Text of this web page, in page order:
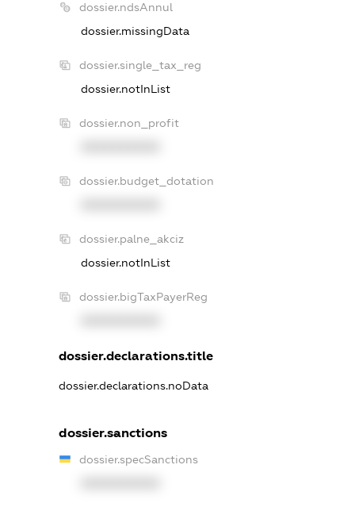
dossier.ndsAnnul
dossier.missingData
dossier.single_tax_reg
dossier.notInList
dossier.non_profit
dossier.budget_dotation
dossier.palne_akciz
dossier.notInList
dossier.bigTaxPayerReg
dossier.declarations.title
dossier.declarations.noData
dossier.sanctions
dossier.specSanctions